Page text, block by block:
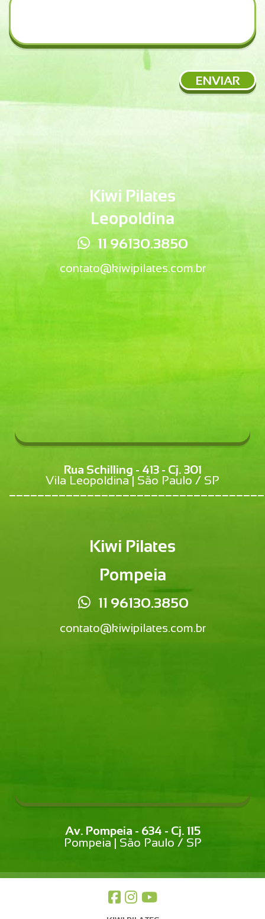
ENVIAR
Kiwi Pilates
Leopoldina
11 96130.3850
contato@kiwipilates.com.br
Rua Schilling - 413 - Cj. 301
Vila Leopoldina | São Paulo / SP
Kiwi Pilates
Pompeia
11 96130.3850
contato@kiwipilates.com.br
Av. Pompeia - 634 - Cj. 115
Pompeia | São Paulo / SP